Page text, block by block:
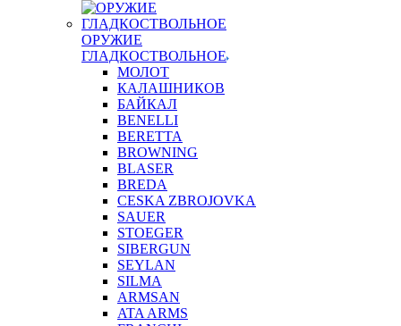
ОРУЖИЕ
ГЛАДКОСТВОЛЬНОЕ
МОЛОТ
КАЛАШНИКОВ
БАЙКАЛ
BENELLI
BERETTA
BROWNING
BLASER
BREDA
CESKA ZBROJOVKA
SAUER
STOEGER
SIBERGUN
SEYLAN
SILMA
ARMSAN
ATA ARMS